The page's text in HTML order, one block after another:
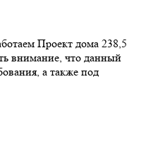
Проект дома 238,5
внимание, что данный
а также под